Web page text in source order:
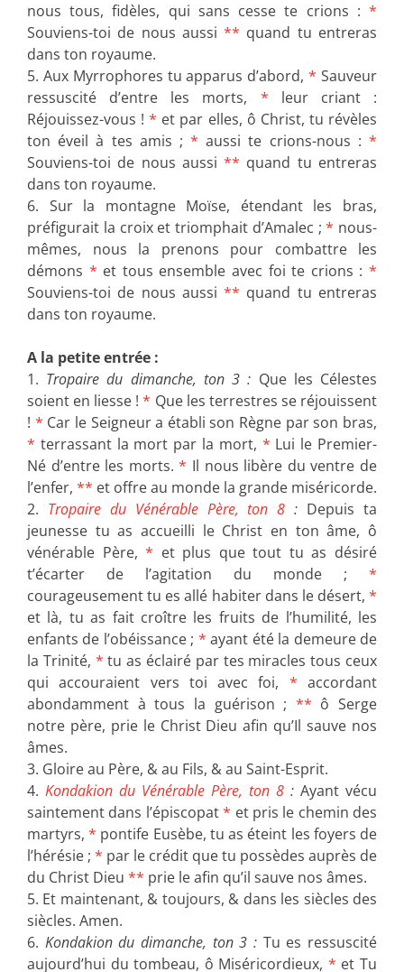
nous tous, fidèles, qui sans cesse te crions : *
Souviens-toi de nous aussi** quand tu entreras
dans ton royaume.
5. Aux Myrrophores tu apparus d’abord,* Sauveur
ressuscité d’entre les morts, * leur criant :
Réjouissez-vous !* et par elles, ô Christ, tu révèles
ton éveil à tes amis ;* aussi te crions-nous :*
Souviens-toi de nous aussi** quand tu entreras
dans ton royaume.
6. Sur la montagne Moïse, étendant les bras,
préfigurait la croix et triomphait d’Amalec ;* nous-
mêmes, nous la prenons pour combattre les
démons * et tous ensemble avec foi te crions :*
Souviens-toi de nous aussi** quand tu entreras
dans ton royaume.
A la petite entrée :
1. Tropaire du dimanche, ton 3 : Que les Célestes
soient en liesse !* Que les terrestres se réjouissent
! * Car le Seigneur a établi son Règne par son bras,
* terrassant la mort par la mort, * Lui le Premier-
Né d’entre les morts.* Il nous libère du ventre de
l’enfer, ** et offre au monde la grande miséricorde.
2. Tropaire du Vénérable Père, ton 8 : Depuis ta
jeunesse tu as accueilli le Christ en ton âme, ô
vénérable Père,* et plus que tout tu as désiré
t’écarter de l’agitation du monde ; *
courageusement tu es allé habiter dans le désert, *
et là, tu as fait croître les fruits de l’humilité, les
enfants de l’obéissance ; * ayant été la demeure de
la Trinité, * tu as éclairé par tes miracles tous ceux
qui accouraient vers toi avec foi, * accordant
abondamment à tous la guérison ; ** ô Serge
notre père, prie le Christ Dieu afin qu’Il sauve nos
âmes.
3. Gloire au Père, & au Fils, & au Saint-Esprit.
4. Kondakion du Vénérable Père, ton 8 : Ayant vécu
saintement dans l’épiscopat* et pris le chemin des
martyrs,* pontife Eusèbe, tu as éteint les foyers de
l’hérésie ; * par le crédit que tu possèdes auprès de
du Christ Dieu ** prie le afin qu’il sauve nos âmes.
5. Et maintenant, & toujours, & dans les siècles des
siècles. Amen.
6. Kondakion du dimanche, ton 3 : Tu es ressuscité
aujourd’hui du tombeau, ô Miséricordieux, * et Tu